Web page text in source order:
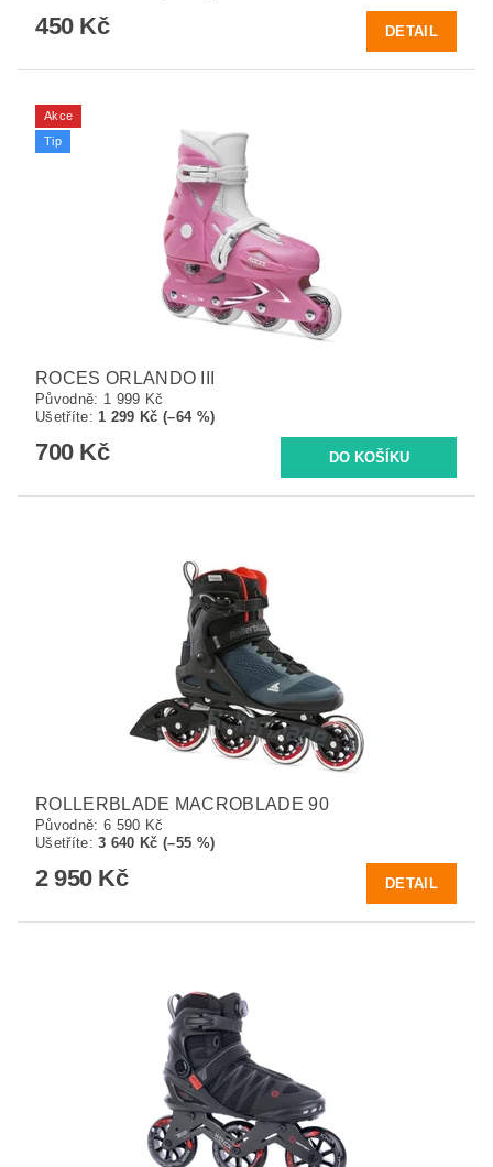
450 Kč DETAIL
Akce
Tip
ROCES ORLANDO III
Původně: 1 999 Kč
Ušetříte:1 299 Kč (–64 %)
700 Kč
ROLLERBLADE MACROBLADE 90
Původně: 6 590 Kč
Ušetříte:3 640 Kč (–55 %)
2 950 Kč DETAIL